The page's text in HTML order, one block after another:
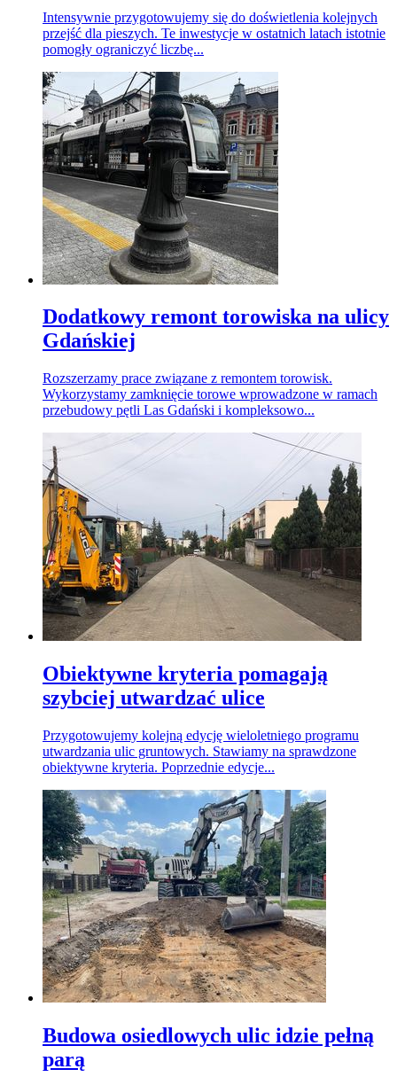
Intensywnie przygotowujemy się do doświetlenia kolejnych
przejść dla pieszych. Te inwestycje w ostatnich latach istotnie
pomogły ograniczyć liczbę...
Dodatkowy remont torowiska na ulicy
Gdańskiej
Rozszerzamy prace związane z remontem torowisk.
Wykorzystamy zamknięcie torowe wprowadzone w ramach
przebudowy pętli Las Gdański i kompleksowo...
Obiektywne kryteria pomagają
szybciej utwardzać ulice
Przygotowujemy kolejną edycję wieloletniego programu
utwardzania ulic gruntowych. Stawiamy na sprawdzone
obiektywne kryteria. Poprzednie edycje...
Budowa osiedlowych ulic idzie pełną
parą